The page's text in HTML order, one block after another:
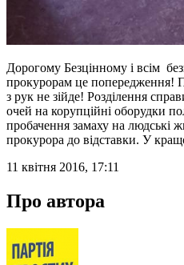
Дорогому Безцінному і всім
прокурорам це попередження!
з рук не зійде! Розділення
очей на корупційні оборудки
пробачення замаху на людські
прокурора до відставки. У
11 квітня 2016, 17:11
Про автора